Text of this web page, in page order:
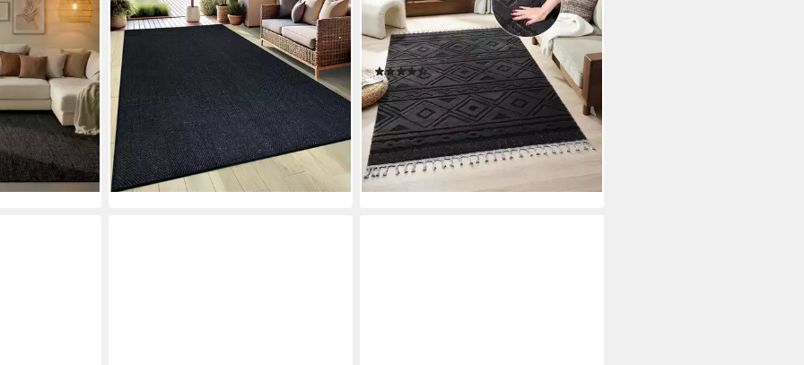
bei dir
erhältlich, rechteckig, Höhe: 3 mm,
In- und Outdoor geeignet, Sisal-
Optik, Wetterfest & UV-beständig
(111)
ab 14,99 € UVP23,99 €
-38%
lieferbar - in 2-4 Werktagen bei dir
mm, mit Fransen, Hoch-Tief-Struktur,
Wohnzimmer, Schlafzimmer, Boho-
Style
(89)
ab 20,49 € UVP32,50 €
-37%
lieferbar - in 2-4 Werktagen bei dir